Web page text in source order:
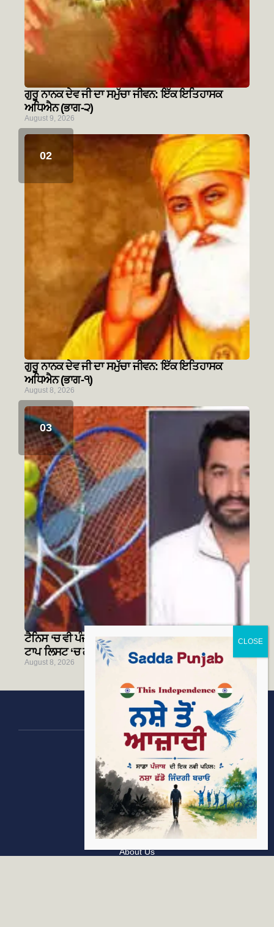
ਗੁਰੂ ਨਾਨਕ ਦੇਵ ਜੀ ਦਾ ਸਮੁੱਚਾ ਜੀਵਨ: ਇੱਕ ਇਤਿਹਾਸਕ
ਅਧਿਐਨ (ਭਾਗ-੨)
August 9, 2026
ਗੁਰੂ ਨਾਨਕ ਦੇਵ ਜੀ ਦਾ ਸਮੁੱਚਾ ਜੀਵਨ: ਇੱਕ ਇਤਿਹਾਸਕ
ਅਧਿਐਨ (ਭਾਗ-੧)
August 8, 2026
ਟੈਨਿਸ ‘ਚ ਵੀ ਪੰਜਾਬ ਦੀ ਬੱਲੇ-ਬੱਲੇ! ਭਾਰਤੀ ਟੈਨਿਸ ਦੇ ਟਾਪ ਦੀ
ਟਾਪ ਲਿਸਟ ‘ਚ ਗੁਰਸੇਵਕ ਸਿੰਘ ਅਮ੍ਰਿਤਰਾਜ ਨੇ ਬਣਾਈ ਥਾਂ
August 8, 2026
Categories
Rising Punjab
Farmer & Agriculture
Custom links
Contact
About Us